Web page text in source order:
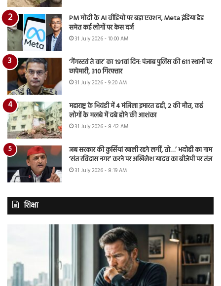
PM मोदी के AI वीडियो पर बड़ा एक्शन, Meta इंडिया हेड
समेत कई लोगों पर केस दर्ज
31 July 2026 - 10:00 AM
‘गैंगस्टरां ते वार’ का 191वां दिन: पंजाब पुलिस की 611 स्थानों पर
छापेमारी, 310 गिरफ्तार
31 July 2026 - 9:20 AM
महाराष्ट्र के भिवंडी में 4 मंजिला इमारत ढही, 2 की मौत, कई
लोगों के मलबे में दबे होने की आशंका
31 July 2026 - 8:42 AM
जब सरकार की कुर्सियां खाली रहने लगीं, तो…’ भदोही का नाम
‘संत रविदास नगर’ करने पर अखिलेश यादव का बीजेपी पर तंज
31 July 2026 - 8:19 AM
शिक्षा